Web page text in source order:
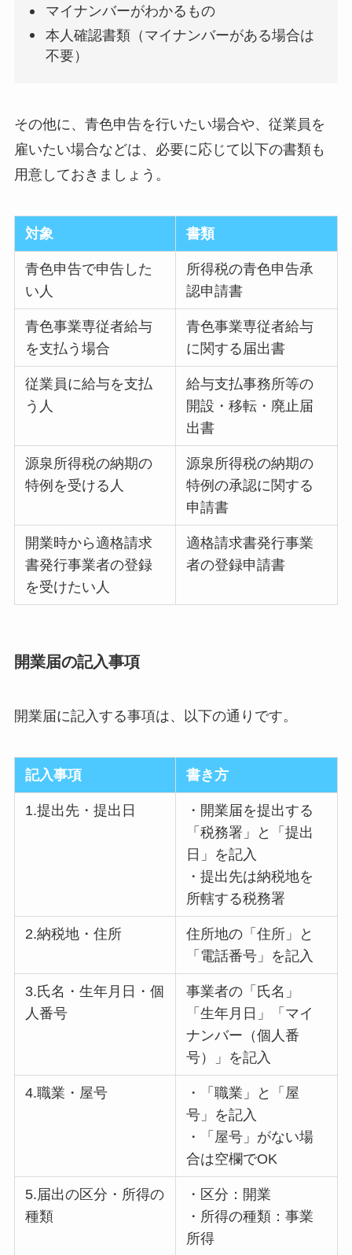
マイナンバーがわかるもの
本人確認書類（マイナンバーがある場合は
不要）
その他に、青色申告を行いたい場合や、従業員を
雇いたい場合などは、必要に応じて以下の書類も
用意しておきましょう。
対象 書類
青色申告で申告した
い人
所得税の青色申告承
認申請書
青色事業専従者給与
を支払う場合
青色事業専従者給与
に関する届出書
従業員に給与を支払
う人
給与支払事務所等の
開設・移転・廃止届
出書
源泉所得税の納期の
特例を受ける人
源泉所得税の納期の
特例の承認に関する
申請書
開業時から適格請求
書発行事業者の登録
を受けたい人
適格請求書発行事業
者の登録申請書
開業届の記入事項
開業届に記入する事項は、以下の通りです。
記入事項 書き方
1.提出先・提出日
・開業届を提出する
「税務署」と「提出
日」を記入
・提出先は納税地を
所轄する税務署
2.納税地・住所
住所地の「住所」と
「電話番号」を記入
3.氏名・生年月日・個
人番号
事業者の「氏名」
「生年月日」「マイ
ナンバー（個人番
号）」を記入
4.職業・屋号
・「職業」と「屋
号」を記入
・「屋号」がない場
合は空欄でOK
5.届出の区分・所得の
種類
・区分：開業
・所得の種類：事業
所得